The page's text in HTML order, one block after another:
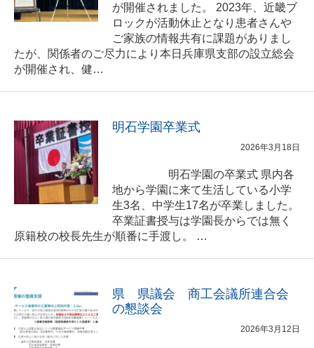
が開催されました。 2023年、近畿ブ
ロックが活動休止となり患者さんや
ご家族の情報共有に課題がありまし
たが、関係者のご尽力により本日兵庫県支部の設立総会
が開催され、健…
明石学園卒業式
2026年3月18日
明石学園の卒業式 県内各
地から学園に来て生活している小学
生3名、中学生17名が卒業しました。
卒業証書授与は学園長からでは無く
原籍校の校長先生が順番に手渡し。 …
県 県議会 商工会議所連合会
の懇談会
2026年3月12日